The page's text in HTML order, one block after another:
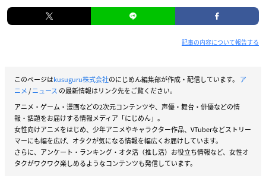
記事の内容について報告する
このページはkusuguru株式会社のにじめん編集部が作成・配信しています。 ア
ニメ/ニュース の最新情報はリンク先をご覧ください。
アニメ・ゲーム・漫画などの2次元コンテンツや、声優・舞台・俳優などの情
報・話題をお届けする情報メディア「にじめん」。
女性向けアニメをはじめ、少年アニメやキャラクター作品、VTuberなどストリー
マーにも幅を広げ、オタクが気になる情報を幅広くお届けしています。
さらに、アンケート・ランキング・オタ活（推し活）お役立ち情報など、女性オ
タクがワクワク楽しめるようなコンテンツも発信しています。